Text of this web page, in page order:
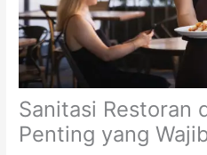
Sanitasi Restoran
Penting yang